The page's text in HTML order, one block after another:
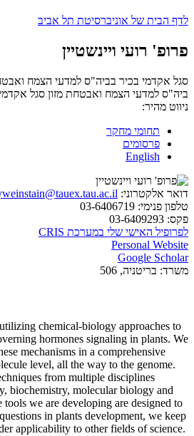
לדף הבית של אוניברסיטת תל אביב
פרופ' רועי ויינשטיין
סגל אקדמי בכיר בביה"ס למדעי הצמח
ביה"ס למדעי הצמח ואבטחת מזון סגל
ניווט מהיר:
תחומי מחקר
פרסומים
English
דואר אלקטרוני:
טלפון פנימי:
פקס:
לפרופיל האישי שלי במערכת CRIS
Personal Website
Google Scholar
משרד: בריטניה, 506
chemical-biology approaches to
hormones signaling in plants. We
mechanisms in a comprehensive
level, all the way to the genome.
from multiple disciplines
biochemistry, molecular biology and
we are developing are designed to
in plants development, we keep
applicability to other fields of science.